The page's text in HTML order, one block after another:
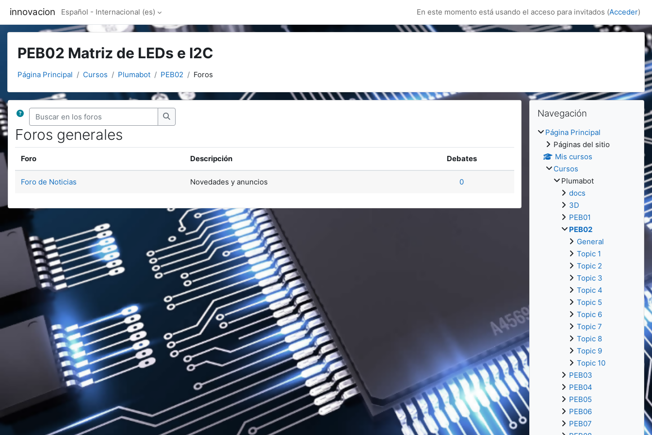
innovacion Español - Internacional ‎(es)‎ En este momento está usando el acceso para invitados (Acceder)
PEB02 Matriz de LEDs e I2C
Página Principal Cursos Plumabot PEB02 Foros
Buscar en los foros
Buscar en los foros
Foros generales
Foro Descripción Debates
Foro de Noticias Novedades y anuncios 0
Bloques
Bloques
Salta Navegación
Navegación
Página Principal
Páginas del sitio
Mis cursos
Cursos
Plumabot
docs
3D
PEB01
PEB02
General
Topic 1
Topic 2
Topic 3
Topic 4
Topic 5
Topic 6
Topic 7
Topic 8
Topic 9
Topic 10
PEB03
PEB04
PEB05
PEB06
PEB07